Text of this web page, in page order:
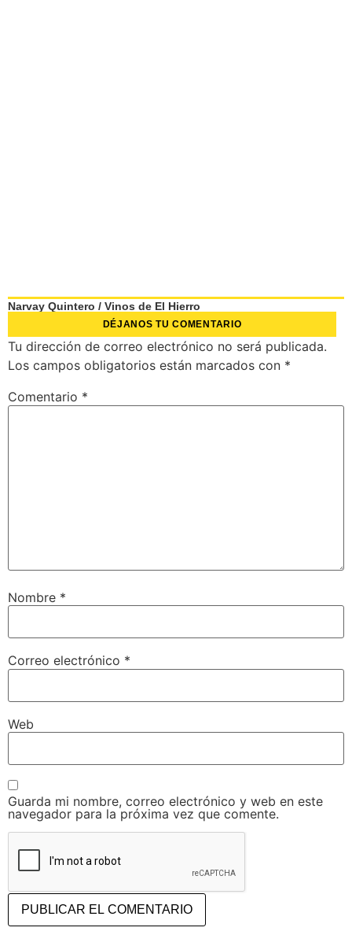
Narvay Quintero / Vinos de El Hierro
DÉJANOS TU COMENTARIO
Tu dirección de correo electrónico no será publicada.
Los campos obligatorios están marcados con *
Comentario *
Nombre *
Correo electrónico *
Web
Guarda mi nombre, correo electrónico y web en este
navegador para la próxima vez que comente.